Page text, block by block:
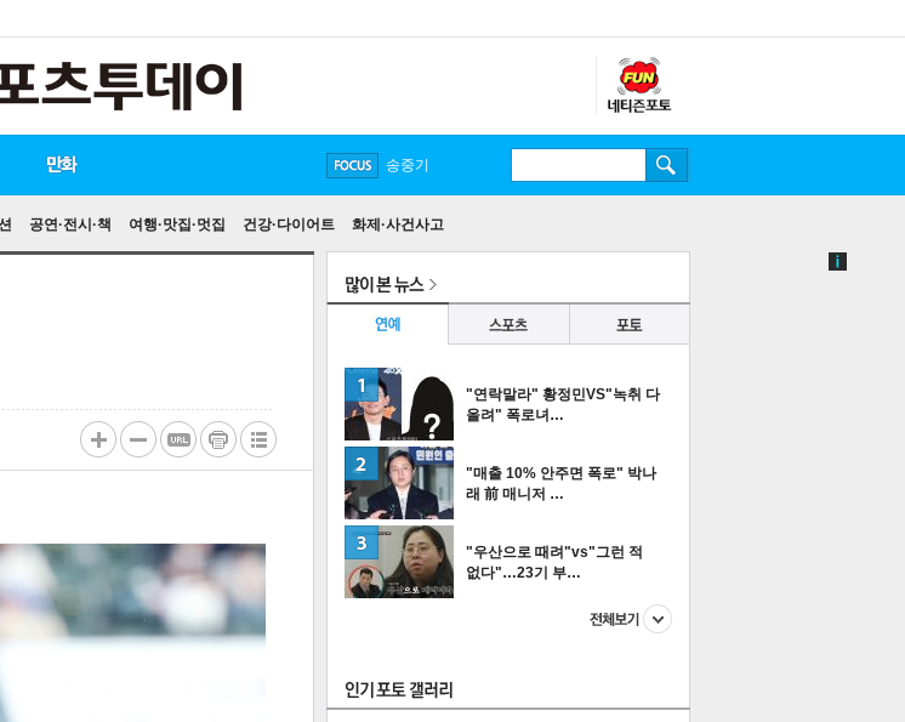
공연·전시·책 여행·맛집·멋집 건강·다이어트 화제·사건사고
방탄소년단
손흥민
유아인
송중기
"연락말라" 황정민VS"녹취 다
올려" 폭로녀…
"매출 10% 안주면 폭로" 박나
래 前 매니저 …
"우산으로 때려"vs"그런 적
없다"…23기 부…